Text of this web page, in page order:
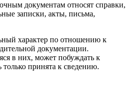
документам относят справки,
записки, акты, письма,
характер по отношению к
документации.
в них, может побуждать к
принята к сведению.